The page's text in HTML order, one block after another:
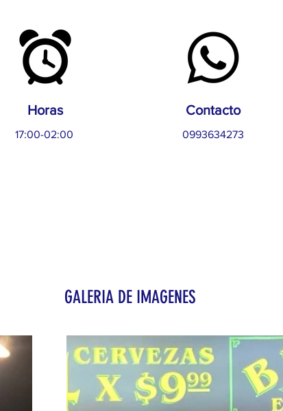
Horas
17:00-02:00
Contacto
0993634273
GALERIA DE IMAGENES